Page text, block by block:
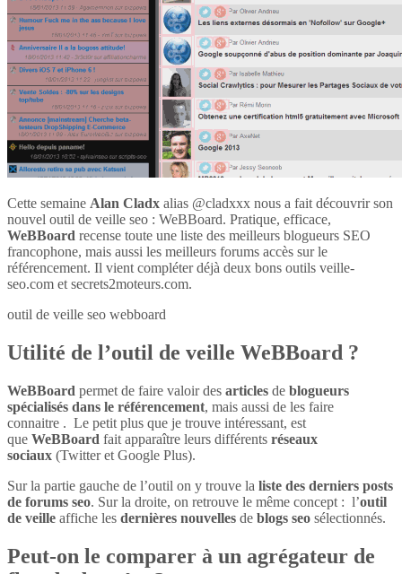
Cette semaine Alan Cladx alias @cladxxx nous a fait découvrir son
nouvel outil de veille seo : WeBBoard. Pratique, efficace,
WeBBoard recense toute une liste des meilleurs blogueurs SEO
francophone, mais aussi les meilleurs forums accès sur le
référencement. Il vient compléter déjà deux bons outils veille-
seo.com et secrets2moteurs.com.
outil de veille seo webboard
Utilité de l’outil de veille WeBBoard ?
WeBBoard permet de faire valoir des articles de blogueurs
spécialisés dans le référencement, mais aussi de les faire
connaitre . Le petit plus que je trouve intéressant, est
que WeBBoard fait apparaître leurs différents réseaux
sociaux (Twitter et Google Plus).
Sur la partie gauche de l’outil on y trouve la liste des derniers posts
de forums seo. Sur la droite, on retrouve le même concept : l’outil
de veille affiche les dernières nouvelles de blogs seo sélectionnés.
Peut-on le comparer à un agrégateur de